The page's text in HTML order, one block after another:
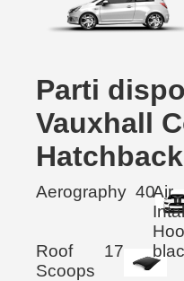
Parti
Vauxhall
Aerography 40Air
Roof
Scoops
17